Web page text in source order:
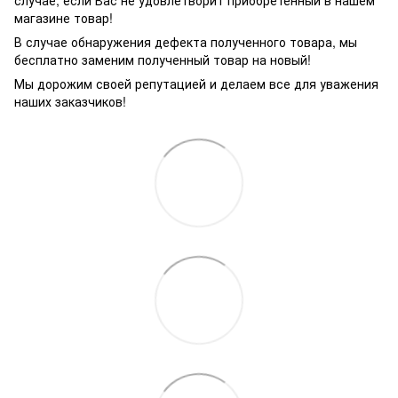
магазине товар!
В случае обнаружения дефекта полученного товара, мы
бесплатно заменим полученный товар на новый!
Мы дорожим своей репутацией и делаем все для уважения
наших заказчиков!